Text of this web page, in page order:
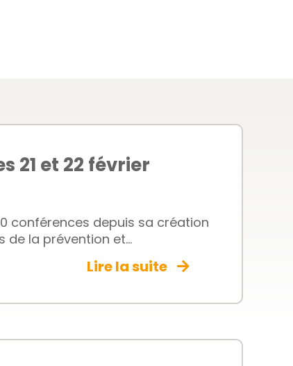
21 et 22 février
conférences depuis sa création
de la prévention et...
Lire la suite